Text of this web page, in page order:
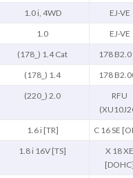
1.0 i, 4WD EJ-VE
1.0 EJ-VE
(178_) 1.4 Cat 178
(178_) 1.4 178
(220_) 2.0
RFU
1.6 i [TR] C 16 SE
1.8 i 16V [TS]
X 18